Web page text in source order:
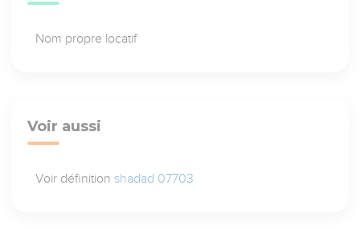
Nom propre locatif
Voir aussi
Voir définition shadad 07703